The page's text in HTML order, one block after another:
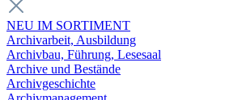
NEU IM SORTIMENT
Archivarbeit, Ausbildung
Archivbau, Führung, Lesesaal
Archive und Bestände
Archivgeschichte